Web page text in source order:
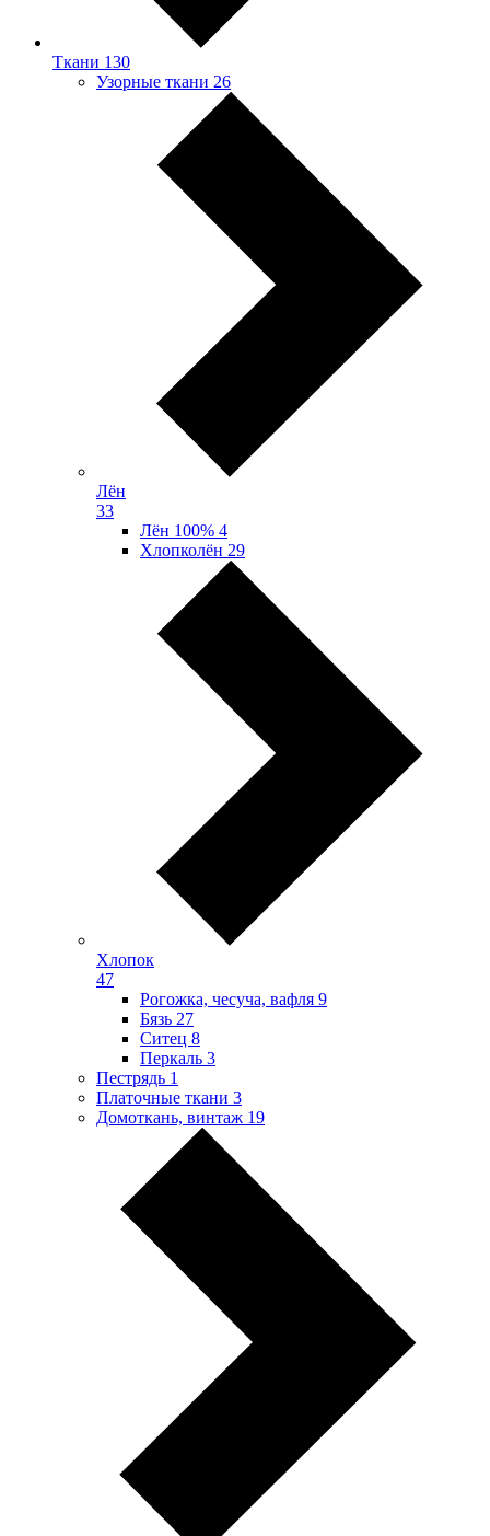
Ткани 130
Узорные ткани 26
Лён
33
Лён 100% 4
Хлопколён 29
Хлопок
47
Рогожка, чесуча, вафля 9
Бязь 27
Ситец 8
Перкаль 3
Пестрядь 1
Платочные ткани 3
Домоткань, винтаж 19